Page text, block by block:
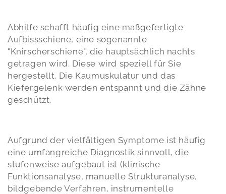
Abhilfe schafft häufig eine maßgefertigte
Aufbissschiene, eine sogenannte
"Knirscherschiene", die hauptsächlich nachts
getragen wird. Diese wird speziell für Sie
hergestellt. Die Kaumuskulatur und das
Kiefergelenk werden entspannt und die Zähne
geschützt.
Aufgrund der vielfältigen Symptome ist häufig
eine umfangreiche Diagnostik sinnvoll, die
stufenweise aufgebaut ist (klinische
Funktionsanalyse, manuelle Strukturanalyse,
bildgebende Verfahren, instrumentelle